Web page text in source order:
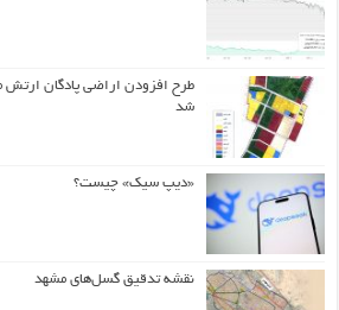
طرح افزودن اراضی پادگان
شد
«دیپ سیک» چیست؟
نقشه تدقیق گسل‌های مشهد